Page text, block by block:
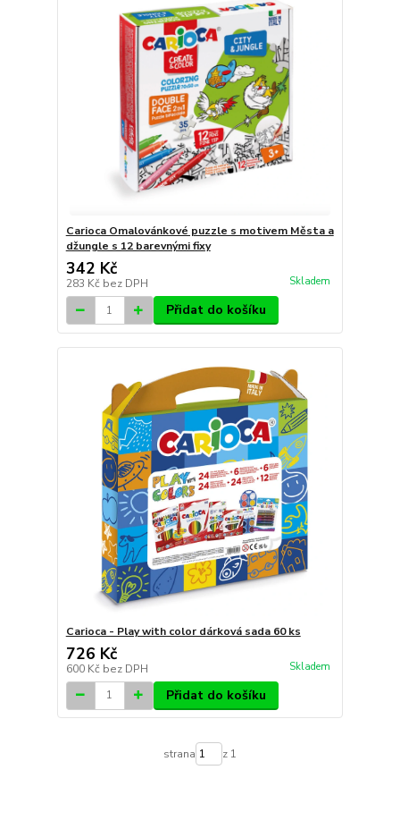
Carioca Omalovánkové puzzle s motivem Města a
džungle s 12 barevnými fixy
342 Kč
283 Kč bez DPH Skladem
Přidat do košíku
Carioca - Play with color dárková sada 60 ks
726 Kč
600 Kč bez DPH Skladem
Přidat do košíku
strana z 1